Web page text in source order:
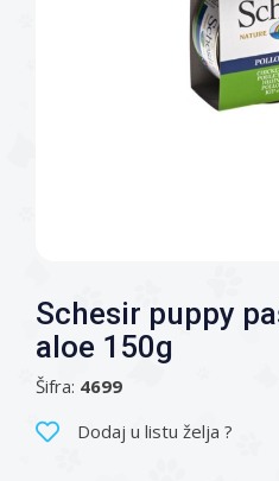
Schesir puppy
aloe 150g
Šifra: 4699
Dodaj u listu želja ?